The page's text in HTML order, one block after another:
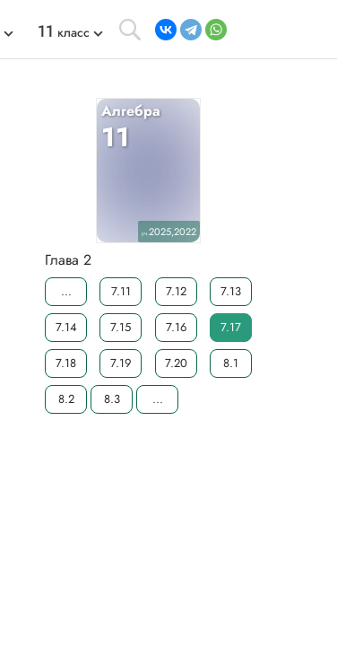
11 класс
Алгебра
11
уч.2025,2022
Глава 2
... 7.11 7.12 7.13
7.14 7.15 7.16 7.17
7.18 7.19 7.20 8.1
8.2 8.3 ...